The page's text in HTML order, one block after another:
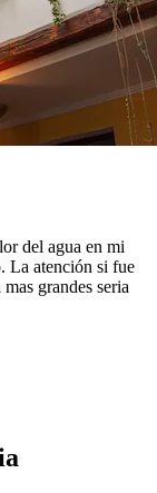
del agua en mi
La atención si fue
grandes seria